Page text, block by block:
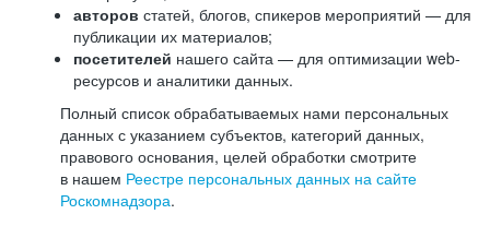
авторов статей, блогов, спикеров мероприятий — для
публикации их материалов;
посетителей нашего сайта — для оптимизации web-
ресурсов и аналитики данных.
Полный список обрабатываемых нами персональных
данных с указанием субъектов, категорий данных,
правового основания, целей обработки смотрите
в нашем Реестре персональных данных на сайте
Роскомнадзора.